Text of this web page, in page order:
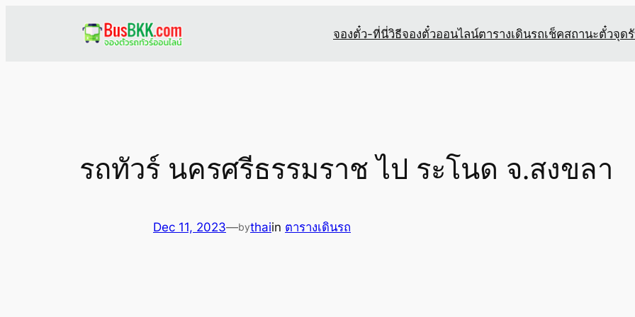
จองตั๋ว-ที่นี่วิธีจองตั๋วออนไลน์ตารางเดินรถเช็คสถานะตั๋วจุด
รถทัวร์ นครศรีธรรมราช ไป ระโนด จ.สงขลา
Dec 11, 2023—bythaiin ตารางเดินรถ